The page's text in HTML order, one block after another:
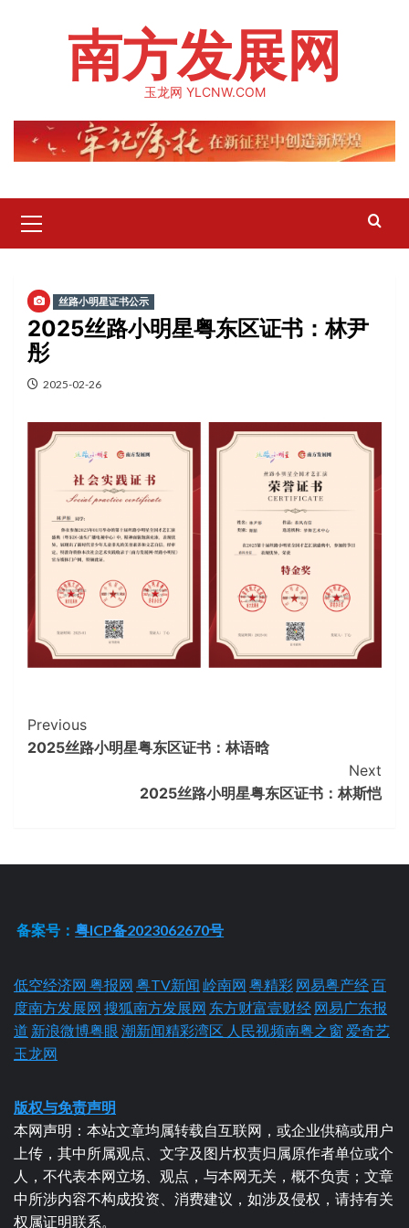
南方发展网
玉龙网 YLCNW.COM
Menu
丝路小明星证书公示
2025丝路小明星粤东区证书：林尹
彤
2025-02-26
Continue
Reading
Previous
2025丝路小明星粤东区证书：林语晗
Next
2025丝路小明星粤东区证书：林斯恺
备案号：粤ICP备2023062670号
低空经济网 粤报网 粤TV新闻 岭南网 粤精彩 网易粤产经百
度南方发展网 搜狐南方发展网 东方财富壹财经 网易广东报
道 新浪微博粤眼 潮新闻精彩湾区 人民视频南粤之窗 爱奇艺
玉龙网
版权与免责声明
本网声明：本站文章均属转载自互联网，或企业供稿或用户
上传，其中所属观点、文字及图片权责归属原作者单位或个
人，不代表本网立场、观点，与本网无关，概不负责；文章
中所涉内容不构成投资、消费建议，如涉及侵权，请持有关
权属证明联系。